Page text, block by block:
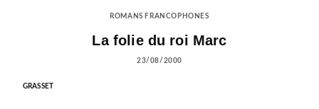
ROMANS FRANCOPHONES
La folie du roi Marc
23/08/2000
GRASSET